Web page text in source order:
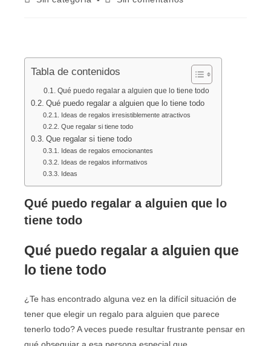
Tabla de contenidos
Qué puedo regalar a alguien que lo tiene todo
Qué puedo regalar a alguien que lo tiene todo
Ideas de regalos irresistiblemente atractivos
Que regalar si tiene todo
Que regalar si tiene todo
Ideas de regalos emocionantes
Ideas de regalos informativos
Ideas
Qué puedo regalar a alguien que lo
tiene todo
Qué puedo regalar a alguien que
lo tiene todo
¿Te has encontrado alguna vez en la difícil situación de
tener que elegir un regalo para alguien que parece
tenerlo todo? A veces puede resultar frustrante pensar en
qué obsequiar a esa persona especial que